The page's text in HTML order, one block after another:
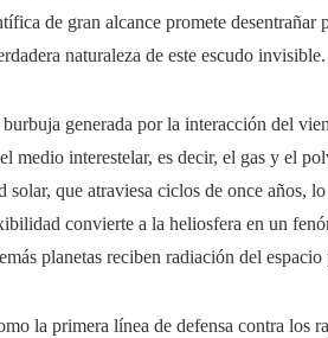
de gran alcance promete desentrañar
naturaleza de este escudo invisible.
generada por la interacción del
medio interestelar, es decir, el gas y el
que atraviesa ciclos de once años,
convierte a la heliosfera en un
planetas reciben radiación del
la primera línea de defensa contra los